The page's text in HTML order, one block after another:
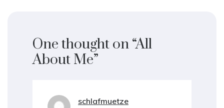
One thought on “All
About Me”
schlafmuetze